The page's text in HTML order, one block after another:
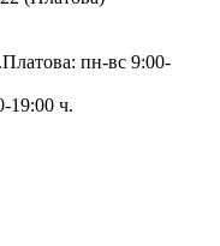
пн-вс 9:00-
19:00 ч.